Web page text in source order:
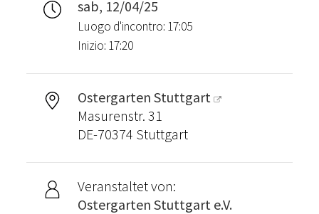
sab, 12/04/25
Luogo d'incontro: 17:05
Inizio: 17:20
Ostergarten Stuttgart
Masurenstr. 31
DE-70374 Stuttgart
Veranstaltet von:
Ostergarten Stuttgart e.V.